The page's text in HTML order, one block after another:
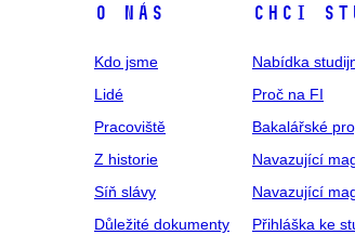
O NÁS
Kdo jsme
Lidé
Pracoviště
Z historie
Síň slávy
Důležité dokumenty
CHCI
Nabídka
Proč na FI
Bakalářské
Navazující
Navazující
Přihláška ke